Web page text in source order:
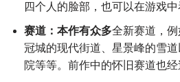
四个人的脸部，也可以在游戏中
赛道：本作有众多全新赛道，
冠城的现代街道、星景峰的雪
院等等。前作中的怀旧赛道也经